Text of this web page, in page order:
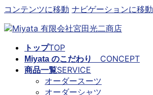
コンテンツに移動 ナビゲーションに移動
トップTOP
Miyata のこだわり CONCEPT
商品一覧SERVICE
オーダースーツ
オーダーシャツ